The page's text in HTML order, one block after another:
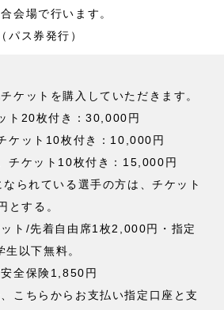
会場で行います。
パス券発行）
ケットを購入していただきます。
ト20枚付き：30,000円
ケット10枚付き：10,000円
チケット10枚付き：15,000円
られている選手の方は、チケット
とする。
ット/先着自由席1枚2,000円・指定
以下無料。
全保険1,850円
こちらからお支払い指定口座と支